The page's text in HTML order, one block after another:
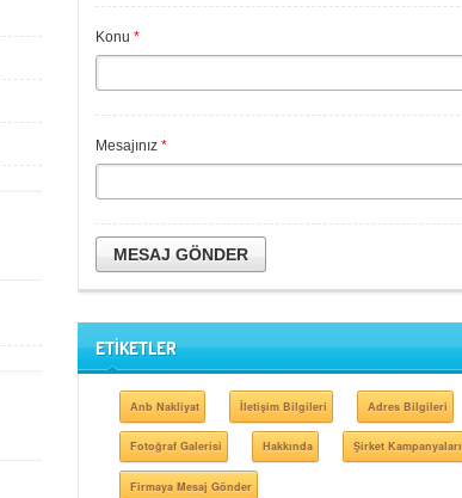
Konu *
Mesajınız *
MESAJ GÖNDER
ETİKETLER
Anb Nakliyat İletişim Bilgileri Adres Bilgileri
Fotoğraf Galerisi Hakkında Şirket Kampanyaları
Firmaya Mesaj Gönder